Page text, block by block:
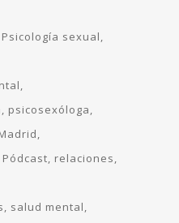
Psicología sexual
psicosexóloga
Pódcast relaciones
salud mental